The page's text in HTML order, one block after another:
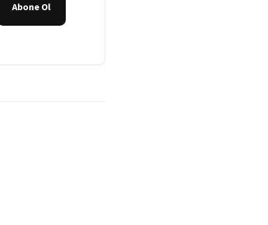
Abone Ol